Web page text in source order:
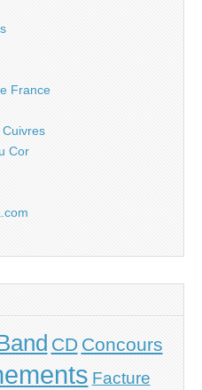
France
Cor
CD Concours
Facture